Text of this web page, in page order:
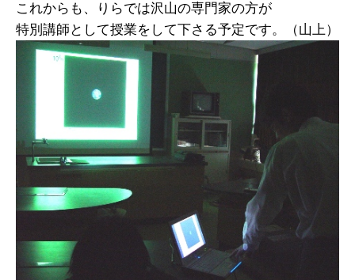
これからも、りらでは沢山の専門家の方が
特別講師として授業をして下さる予定です。（山上）